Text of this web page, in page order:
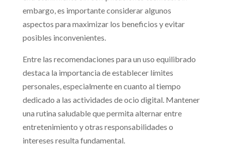
embargo, es importante considerar algunos
aspectos para maximizar los beneficios y evitar
posibles inconvenientes.
Entre las recomendaciones para un uso equilibrado
destaca la importancia de establecer límites
personales, especialmente en cuanto al tiempo
dedicado a las actividades de ocio digital. Mantener
una rutina saludable que permita alternar entre
entretenimiento y otras responsabilidades o
intereses resulta fundamental.